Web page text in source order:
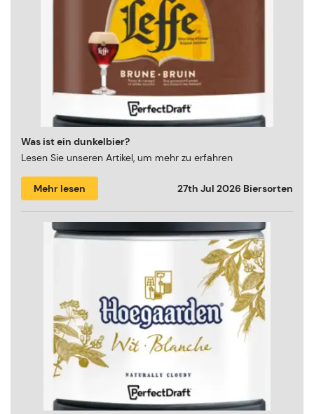
Was ist ein dunkelbier?
Lesen Sie unseren Artikel, um mehr zu erfahren
Mehr lesen 27th Jul 2026 Biersorten